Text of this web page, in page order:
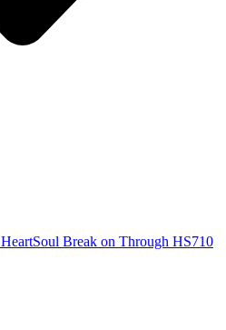
Break on Through HS710